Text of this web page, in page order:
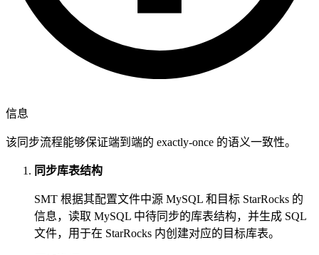
信息
该同步流程能够保证端到端的 exactly-once 的语义一致性。
同步库表结构
SMT 根据其配置文件中源 MySQL 和目标 StarRocks 的
信息，读取 MySQL 中待同步的库表结构，并生成 SQL
文件，用于在 StarRocks 内创建对应的目标库表。